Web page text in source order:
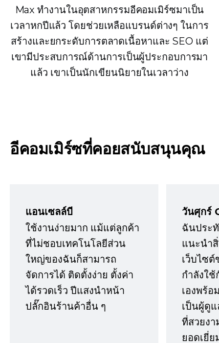
Max ทำงานในอุตสาหกรรมอีคอมเมิร์ซมาเป็น
เวลาหกปีแล้ว โดยช่วยเหลือแบรนด์ต่างๆ ในการ
สร้างและยกระดับการตลาดเนื้อหาและ SEO แต่
เขามีประสบการณ์ด้านการเป็นผู้ประกอบการมา
แล้ว เขาเป็นนักเขียนนิยายในเวลาว่าง
อีคอมเมิร์ซที่คอยสนับสนุนคุณ
แอนเซลล์บี
ใช้งานง่ายมาก แม้แต่ลูกค้า
ที่ไม่ชอบเทคโนโลยีส่วน
ใหญ่ของฉันก็สามารถ
จัดการได้ ติดตั้งง่าย ตั้งค่า
ได้รวดเร็ว ปีแสงนำหน้า
ปลั๊กอินร้านค้าอื่น ๆ
วันศุกร์
ฉันประ
แนะนำ
เว็บไซ
กำลังใ
เองพร้
เป็นผู้ดูแ
ที่สวยง
ยอดเยี่ย